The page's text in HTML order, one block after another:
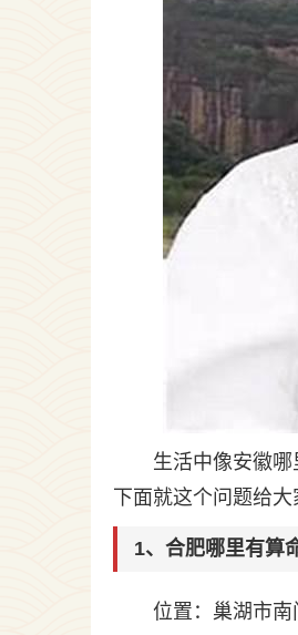
生活中像安徽
下面就这个问题给大
1、合肥哪里有算
位置：巢湖市